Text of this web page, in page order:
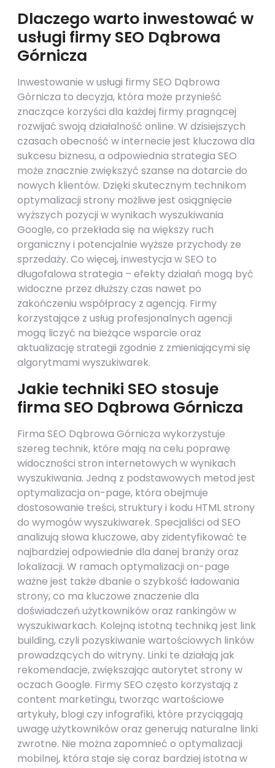
Dlaczego warto inwestować w
usługi firmy SEO Dąbrowa
Górnicza
Inwestowanie w usługi firmy SEO Dąbrowa
Górnicza to decyzja, która może przynieść
znaczące korzyści dla każdej firmy pragnącej
rozwijać swoją działalność online. W dzisiejszych
czasach obecność w internecie jest kluczowa dla
sukcesu biznesu, a odpowiednia strategia SEO
może znacznie zwiększyć szanse na dotarcie do
nowych klientów. Dzięki skutecznym technikom
optymalizacji strony możliwe jest osiągnięcie
wyższych pozycji w wynikach wyszukiwania
Google, co przekłada się na większy ruch
organiczny i potencjalnie wyższe przychody ze
sprzedaży. Co więcej, inwestycja w SEO to
długofalowa strategia – efekty działań mogą być
widoczne przez dłuższy czas nawet po
zakończeniu współpracy z agencją. Firmy
korzystające z usług profesjonalnych agencji
mogą liczyć na bieżące wsparcie oraz
aktualizację strategii zgodnie z zmieniającymi się
algorytmami wyszukiwarek.
Jakie techniki SEO stosuje
firma SEO Dąbrowa Górnicza
Firma SEO Dąbrowa Górnicza wykorzystuje
szereg technik, które mają na celu poprawę
widoczności stron internetowych w wynikach
wyszukiwania. Jedną z podstawowych metod jest
optymalizacja on-page, która obejmuje
dostosowanie treści, struktury i kodu HTML strony
do wymogów wyszukiwarek. Specjaliści od SEO
analizują słowa kluczowe, aby zidentyfikować te
najbardziej odpowiednie dla danej branży oraz
lokalizacji. W ramach optymalizacji on-page
ważne jest także dbanie o szybkość ładowania
strony, co ma kluczowe znaczenie dla
doświadczeń użytkowników oraz rankingów w
wyszukiwarkach. Kolejną istotną techniką jest link
building, czyli pozyskiwanie wartościowych linków
prowadzących do witryny. Linki te działają jak
rekomendacje, zwiększając autorytet strony w
oczach Google. Firmy SEO często korzystają z
content marketingu, tworząc wartościowe
artykuły, blogi czy infografiki, które przyciągają
uwagę użytkowników oraz generują naturalne linki
zwrotne. Nie można zapomnieć o optymalizacji
mobilnej, która staje się coraz bardziej istotna w